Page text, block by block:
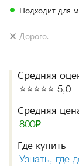
Подходит для
Дорого.
Средняя
⭐️⭐️⭐️⭐️⭐️ 5,0
Средняя
800₽
Где купить
Узнать, где